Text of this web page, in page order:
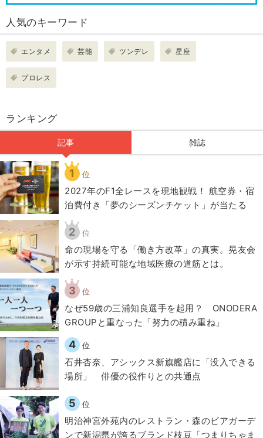
人気のキーワード
エンタメ 芸能 ツンデレ 星座
プロレス
ランキング
記事 雑誌
1 位
2027年のF1全レースを現地観戦！ 航空券・宿
泊費付き「夢のシーズンチケット」が当たる
2 位
​命の現場を守る「働き方改革」の真実。晃友会
が示す持続可能な地域医療の道筋とは。
3 位
なぜ59歳の三浦知良選手を起用？ ONODERA
GROUPと重なった「努力の積み重ね」
4 位
石井杏奈、アシックス新旗艦店に「没入できる
場所」 俳優の役作りとの共通点
5 位
明治神宮外苑内のレストラン・森のビアガーデ
ンで新潟県が誇るブランド枝豆「つまりちゃま